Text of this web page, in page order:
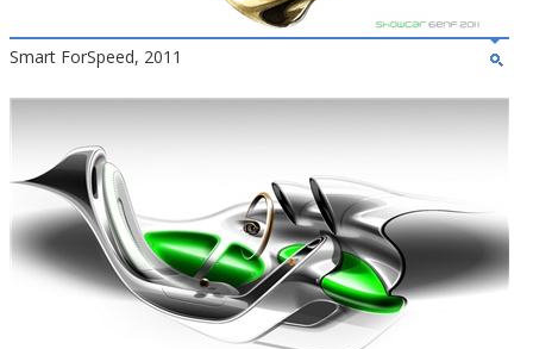
Smart ForSpeed, 2011